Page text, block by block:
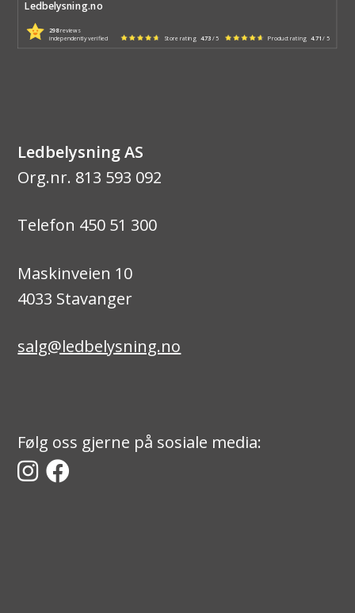
Ledbelysning.no
298reviews
independently verified
Store rating 4.73 / 5 Product rating 4.71 / 5
Ledbelysning AS
Org.nr. 813 593 092
Telefon 450 51 300
Maskinveien 10
4033 Stavanger
salg@ledbelysning.no
Følg oss gjerne på sosiale media: